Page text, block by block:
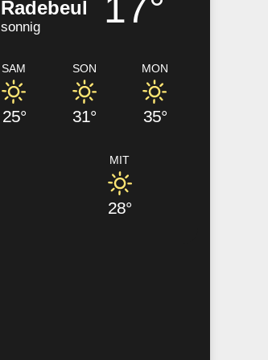
Radebeul
sonnig 17°
SAM
25°
SON
31°
MON
35°
MIT
28°